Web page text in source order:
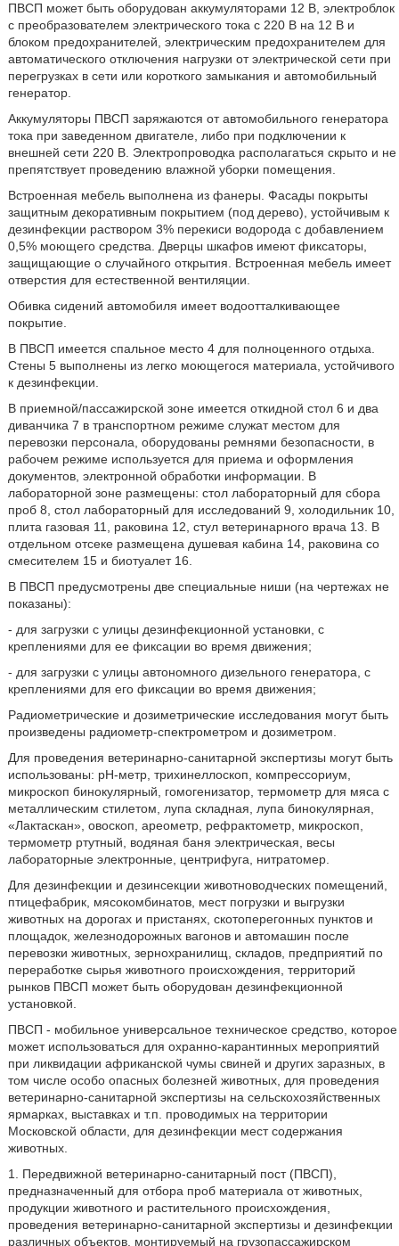
ПВСП может быть оборудован аккумуляторами 12 В, электроблок
с преобразователем электрического тока с 220 В на 12 В и
блоком предохранителей, электрическим предохранителем для
автоматического отключения нагрузки от электрической сети при
перегрузках в сети или короткого замыкания и автомобильный
генератор.
Аккумуляторы ПВСП заряжаются от автомобильного генератора
тока при заведенном двигателе, либо при подключении к
внешней сети 220 В. Электропроводка располагаться скрыто и не
препятствует проведению влажной уборки помещения.
Встроенная мебель выполнена из фанеры. Фасады покрыты
защитным декоративным покрытием (под дерево), устойчивым к
дезинфекции раствором 3% перекиси водорода с добавлением
0,5% моющего средства. Дверцы шкафов имеют фиксаторы,
защищающие о случайного открытия. Встроенная мебель имеет
отверстия для естественной вентиляции.
Обивка сидений автомобиля имеет водоотталкивающее
покрытие.
В ПВСП имеется спальное место 4 для полноценного отдыха.
Стены 5 выполнены из легко моющегося материала, устойчивого
к дезинфекции.
В приемной/пассажирской зоне имеется откидной стол 6 и два
диванчика 7 в транспортном режиме служат местом для
перевозки персонала, оборудованы ремнями безопасности, в
рабочем режиме используется для приема и оформления
документов, электронной обработки информации. В
лабораторной зоне размещены: стол лабораторный для сбора
проб 8, стол лабораторный для исследований 9, холодильник 10,
плита газовая 11, раковина 12, стул ветеринарного врача 13. В
отдельном отсеке размещена душевая кабина 14, раковина со
смесителем 15 и биотуалет 16.
В ПВСП предусмотрены две специальные ниши (на чертежах не
показаны):
- для загрузки с улицы дезинфекционной установки, с
креплениями для ее фиксации во время движения;
- для загрузки с улицы автономного дизельного генератора, с
креплениями для его фиксации во время движения;
Радиометрические и дозиметрические исследования могут быть
произведены радиометр-спектрометром и дозиметром.
Для проведения ветеринарно-санитарной экспертизы могут быть
использованы: pH-метр, трихинеллоскоп, компрессориум,
микроскоп бинокулярный, гомогенизатор, термометр для мяса с
металлическим стилетом, лупа складная, лупа бинокулярная,
«Лактаскан», овоскоп, ареометр, рефрактометр, микроскоп,
термометр ртутный, водяная баня электрическая, весы
лабораторные электронные, центрифуга, нитратомер.
Для дезинфекции и дезинсекции животноводческих помещений,
птицефабрик, мясокомбинатов, мест погрузки и выгрузки
животных на дорогах и пристанях, скотоперегонных пунктов и
площадок, железнодорожных вагонов и автомашин после
перевозки животных, зернохранилищ, складов, предприятий по
переработке сырья животного происхождения, территорий
рынков ПВСП может быть оборудован дезинфекционной
установкой.
ПВСП - мобильное универсальное техническое средство, которое
может использоваться для охранно-карантинных мероприятий
при ликвидации африканской чумы свиней и других заразных, в
том числе особо опасных болезней животных, для проведения
ветеринарно-санитарной экспертизы на сельскохозяйственных
ярмарках, выставках и т.п. проводимых на территории
Московской области, для дезинфекции мест содержания
животных.
1. Передвижной ветеринарно-санитарный пост (ПВСП),
предназначенный для отбора проб материала от животных,
продукции животного и растительного происхождения,
проведения ветеринарно-санитарной экспертизы и дезинфекции
различных объектов, монтируемый на грузопассажирском